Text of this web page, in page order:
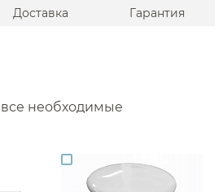
Доставка Гарантия
необходимые